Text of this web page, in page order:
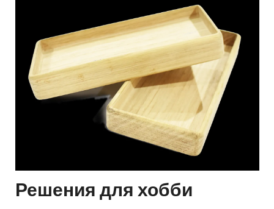
Решения для хобби